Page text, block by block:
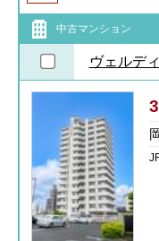
中古マンション
ヴェルデ